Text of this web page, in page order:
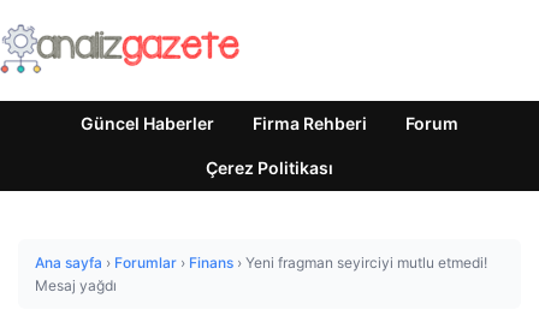
Güncel Haberler Firma Rehberi Forum
Çerez Politikası
Ana sayfa › Forumlar › Finans › Yeni fragman seyirciyi mutlu etmedi!
Mesaj yağdı